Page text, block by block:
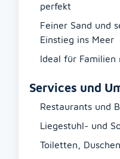
perfekt
Feiner Sand und
Einstieg ins Meer
Ideal für Familien
Services und
Restaurants und
Liegestuhl- und
Toiletten,